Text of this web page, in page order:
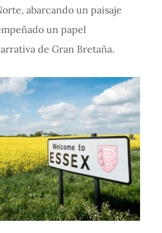
abarcando un paisaje
un papel
de Gran Bretaña.